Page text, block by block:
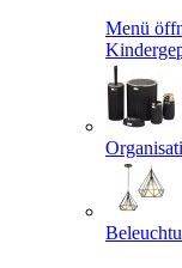
Menü